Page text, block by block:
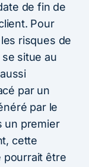
de fin de
Pour
risques de
situe au
par un
par le
un premier
cette
pourrait être